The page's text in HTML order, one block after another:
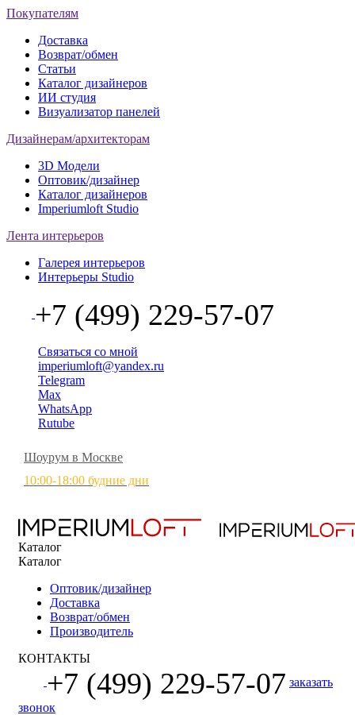
Покупателям
Доставка
Возврат/обмен
Статьи
Каталог дизайнеров
ИИ студия
Визуализатор панелей
Дизайнерам/архитекторам
3D Модели
Оптовик/дизайнер
Каталог дизайнеров
Imperiumloft Studio
Лента интерьеров
Галерея интерьеров
Интерьеры Studio
+7 (499) 229-57-07
Связаться со мной
imperiumloft@yandex.ru
Telegram
Max
WhatsApp
Rutube
Шоурум в Москве
10:00-18:00 будние дни
Каталог
Каталог
Оптовик/дизайнер
Доставка
Возврат/обмен
Производитель
КОНТАКТЫ
+7 (499) 229-57-07 заказать
звонок